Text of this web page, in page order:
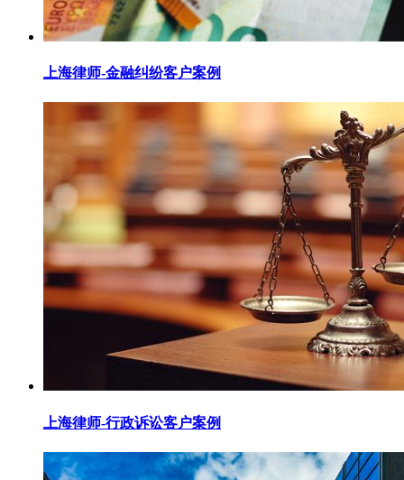
上海律师-金融纠纷客户案例
上海律师-行政诉讼客户案例